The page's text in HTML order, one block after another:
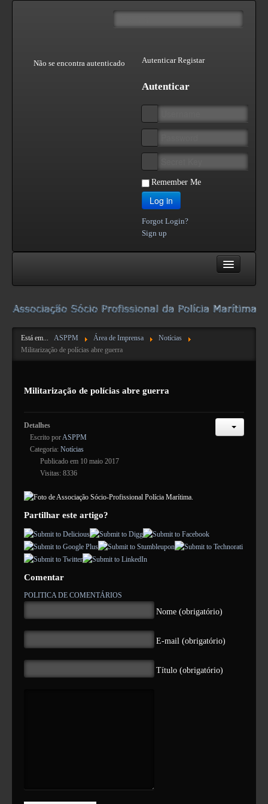
Autenticar Registar
Autenticar
Remember Me
Log in
Forgot Login?
Sign up
Não se encontra autenticado
Contactos
Estatutos e Regulamentos
Pareceres da DN
Atividades
Informação
Publicações Úteis
Suporte
Legislação
Jurisprudência
MACAREU
Notícias
Está em... ASPPM Área de Imprensa
Notícias
Militarização de polícias abre guerra
Militarização de polícias abre guerra
Detalhes
Escrito porASPPM
Categoria: Notícias
Publicado em 10 maio 2017
Visitas: 8336
Partilhar este artigo?
Comentar
POLITICA DE COMENTÁRIOS
Nome (obrigatório)
E-mail (obrigatório)
Título (obrigatório)